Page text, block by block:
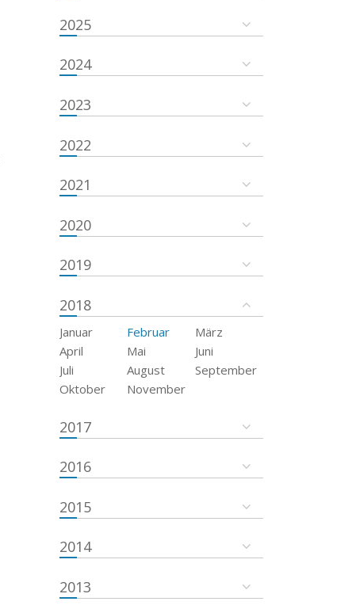
2025
2024
2023
2022
2021
2020
2019
2018
Januar Februar
März
April
Mai
Juni
Juli
August
September
Oktober
November
2017
2016
2015
2014
2013